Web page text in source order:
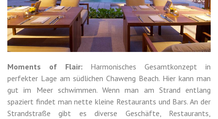
Moments of Flair: Harmonisches Gesamtkonzept in
perfekter Lage am südlichen Chaweng Beach. Hier kann man
gut im Meer schwimmen. Wenn man am Strand entlang
spaziert findet man nette kleine Restaurants und Bars. An der
Strandstraße gibt es diverse Geschäfte, Restaurants,